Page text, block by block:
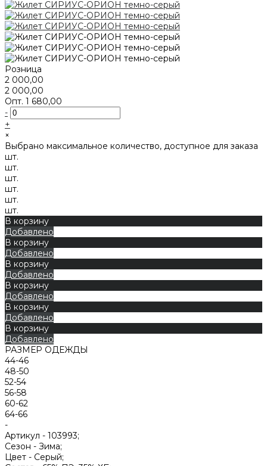
Розница
2 000,00
2 000,00
Опт. 1 680,00
-
+
×
Выбрано максимальное количество, доступное для заказа
шт.
шт.
шт.
шт.
шт.
шт.
В корзину
Добавлено
В корзину
Добавлено
В корзину
Добавлено
В корзину
Добавлено
В корзину
Добавлено
В корзину
Добавлено
РАЗМЕР ОДЕЖДЫ
44-46
48-50
52-54
56-58
60-62
64-66
-
Артикул - 103993;
Сезон - Зима;
Цвет - Серый;